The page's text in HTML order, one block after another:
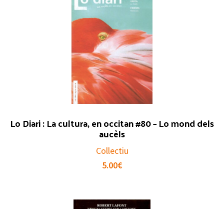
Lo Diari : La cultura, en occitan #80 – Lo mond dels
aucèls
Collectiu
5.00€